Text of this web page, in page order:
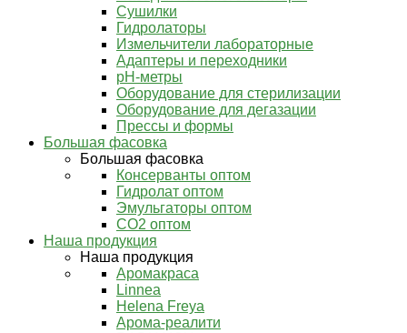
Сушилки
Гидролаторы
Измельчители лабораторные
Адаптеры и переходники
pH-метры
Оборудование для стерилизации
Оборудование для дегазации
Прессы и формы
Большая фасовка
Большая фасовка
Консерванты оптом
Гидролат оптом
Эмульгаторы оптом
СО2 оптом
Наша продукция
Наша продукция
Аромакраса
Linnea
Helena Freya
Арома-реалити